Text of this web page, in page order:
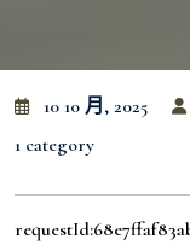
10 10 月, 2025
1 category